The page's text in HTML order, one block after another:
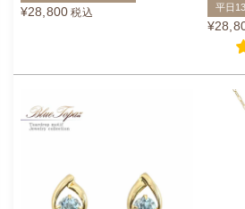
¥28,800 税込 平日
¥